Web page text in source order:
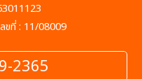
ขที่ : 11/08009
2365